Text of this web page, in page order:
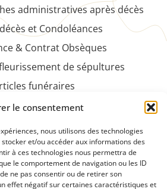
le consentement
nous utilisons des technologies
et/ou accéder aux informations des
à ces technologies nous permettra de
le comportement de navigation ou les ID
ne pas consentir ou de retirer son
effet négatif sur certaines caractéristiques et
administratives après décès
et Condoléances
& Contrat Obsèques
de sépultures
funéraires
cartes de remerciements
PRODUITS
et articles de souvenirs
florales naturelles ou